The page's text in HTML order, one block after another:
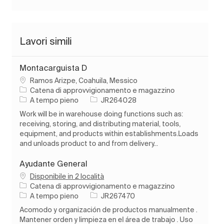
Lavori simili
Montacarguista D
Ubicazione
Ramos Arizpe, Coahuila, Messico
Categoria
Catena di approvvigionamento e magazzino
Tipo di lavoro
A tempo pieno ID processo
JR264028
Work will be in warehouse doing functions such as:
receiving, storing, and distributing material, tools,
equipment, and products within establishments.Loads
and unloads product to and from delivery...
Ayudante General
Disponibile in 2 località
Categoria
Catena di approvvigionamento e magazzino
Tipo di lavoro
A tempo pieno ID processo
JR267470
Acomodo y organización de productos manualmente .
Mantener orden y limpieza en el área de trabajo . Uso